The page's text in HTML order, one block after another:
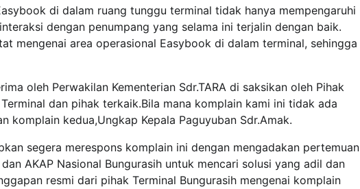
di dalam ruang tunggu terminal tidak hanya mempengaruhi
dengan penumpang yang selama ini terjalin dengan baik.
mengenai area operasional Easybook di dalam terminal, sehingga
oleh Perwakilan Kementerian Sdr.TARA di saksikan oleh Pihak
dan pihak terkaik.Bila mana komplain kami ini tidak ada
komplain kedua,Ungkap Kepala Paguyuban Sdr.Amak.
segera merespons komplain ini dengan mengadakan pertemuan
AKAP Nasional Bungurasih untuk mencari solusi yang adil dan
resmi dari pihak Terminal Bungurasih mengenai komplain